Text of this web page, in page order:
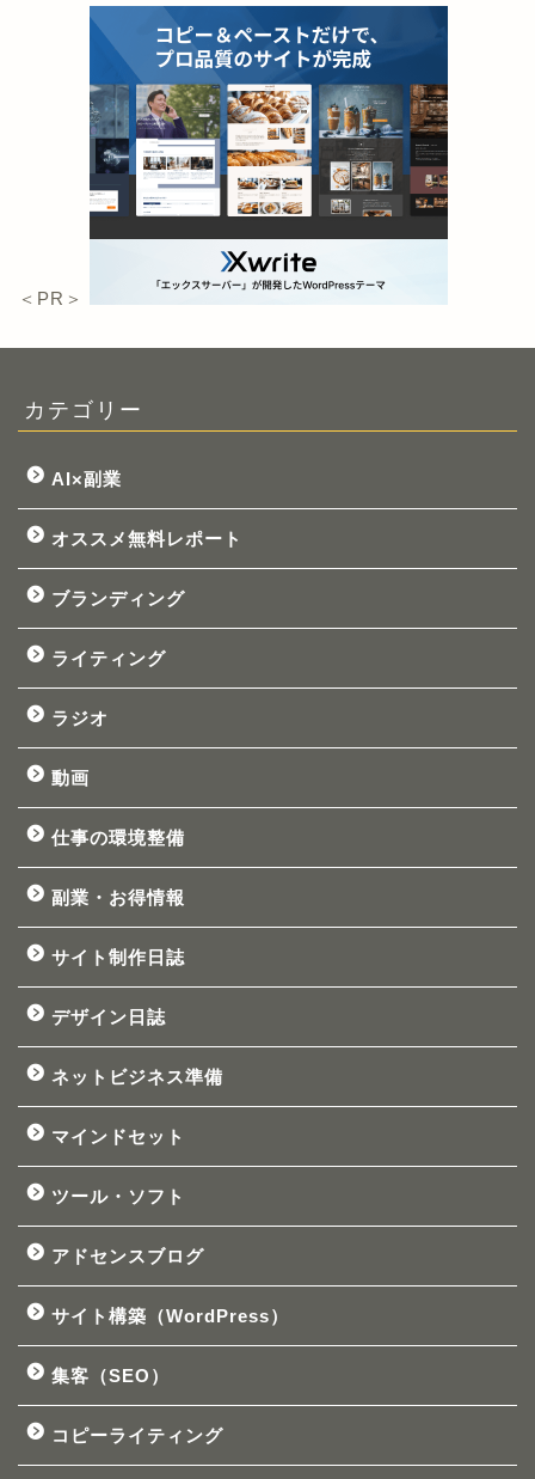
＜PR＞
カテゴリー
AI×副業
オススメ無料レポート
ブランディング
ライティング
ラジオ
動画
仕事の環境整備
副業・お得情報
サイト制作日誌
デザイン日誌
ネットビジネス準備
マインドセット
ツール・ソフト
アドセンスブログ
サイト構築（WordPress）
集客（SEO）
コピーライティング